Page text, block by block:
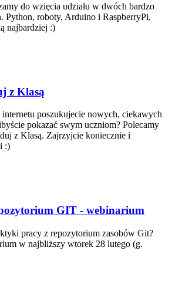
do wzięcia udziału w dwóch bardzo
Python, roboty, Arduino i RaspberryPi,
najbardziej :)
z Klasą
internetu poszukujecie nowych, ciekawych
pokazać swym uczniom? Polecamy
z Klasą. Zajrzyjcie koniecznie i
:)
GIT - webinarium
pracy z repozytorium zasobów Git?
w najbliższy wtorek 28 lutego (g.